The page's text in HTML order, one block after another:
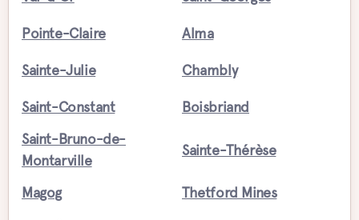
Pointe-Claire Alma
Sainte-Julie Chambly
Saint-Constant
Boisbriand
Saint-Bruno-de-
Montarville
Sainte-Thérèse
Magog Thetford Mines